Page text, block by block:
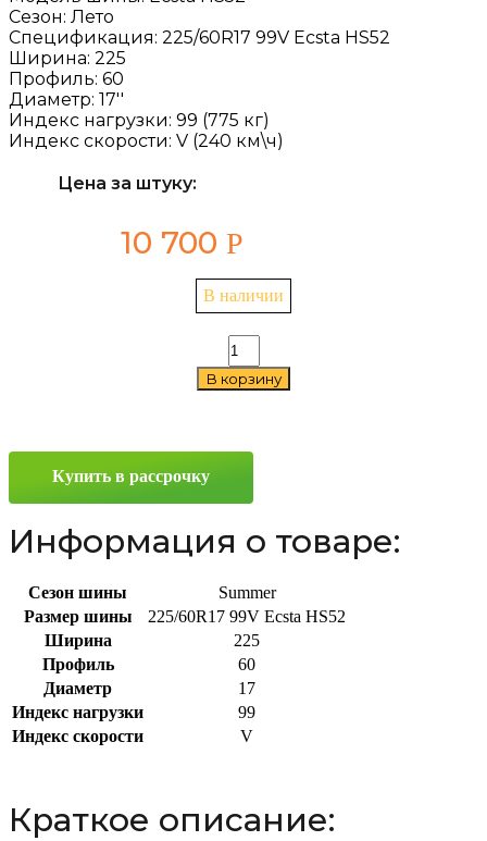
Сезон: Лето
Спецификация: 225/60R17 99V Ecsta HS52
Ширина: 225
Профиль: 60
Диаметр: 17''
Индекс нагрузки: 99 (775 кг)
Индекс скорости: V (240 км\ч)
Цена за штуку:
10 700 Р
В наличии
Количество
товара
Kumho
R17
В корзину
Купить в рассрочку
Информация о товаре:
Сезон шины
Summer
Размер шины
225/60R17 99V Ecsta HS52
Ширина
225
Профиль
60
Диаметр
17
Индекс нагрузки
99
Индекс скорости
V
Краткое описание: